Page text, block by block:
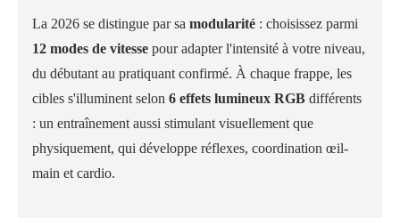
La 2026 se distingue par sa modularité : choisissez parmi
12 modes de vitesse pour adapter l'intensité à votre niveau,
du débutant au pratiquant confirmé. À chaque frappe, les
cibles s'illuminent selon 6 effets lumineux RGB différents
: un entraînement aussi stimulant visuellement que
physiquement, qui développe réflexes, coordination œil-
main et cardio.